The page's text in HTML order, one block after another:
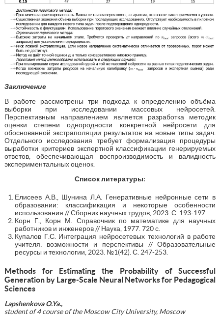
Заключение
В работе рассмотрены три подхода к определению объёма
выборки при исследовании массовых нейросетей.
Перспективным направлением является разработка методик
оценки степени однородности конкретной нейросети для
обоснованной экстраполяции результатов на новые типы задач.
Отдельного исследования требует формализация процедуры
выработки критериев экспертной классификации генерируемых
ответов, обеспечивающая воспроизводимость и валидность
экспериментальных оценок.
Список литературы:
Елисеев А.В., Шунина Л.А. Генеративные нейронные сети в
образовании: классификация и некоторые особенности
использования // Сборник научных трудов, 2023. С. 193-197.
Корн Г., Корн М. Справочник по математике для научных
работников и инженеров // Наука, 1977. 720 с.
Купалов Г.С. Интеграция нейросетевых технологий в работе
учителя: возможности и перспективы // Образовательные
ресурсы и технологии, 2023. №1(42). С. 247-253.
Methods for Estimating the Probability of Successful
Generation by Large-Scale Neural Networks for Pedagogical
Sciences
Lapshenkova O.Ya.,
student of 4 courseof theMoscow City University, Moscow